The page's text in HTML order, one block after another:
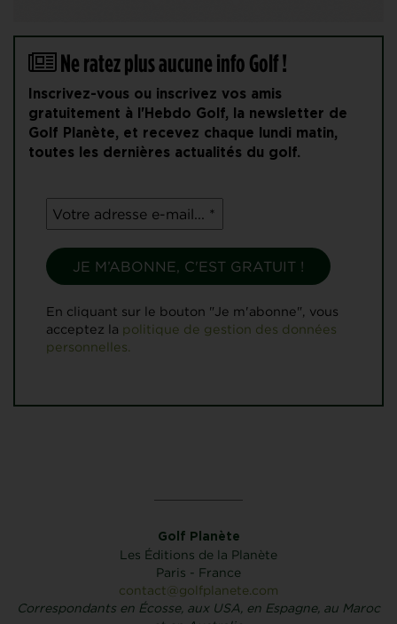
Ne ratez plus aucune info Golf !
Inscrivez-vous ou inscrivez vos amis
gratuitement à l'Hebdo Golf, la newsletter de
Golf Planète, et recevez chaque lundi matin,
toutes les dernières actualités du golf.
En cliquant sur le bouton "Je m'abonne", vous
acceptez la politique de gestion des données
personnelles.
Golf Planète
Les Éditions de la Planète
Paris - France
contact@golfplanete.com
Correspondants en Écosse, aux USA, en Espagne, au Maroc